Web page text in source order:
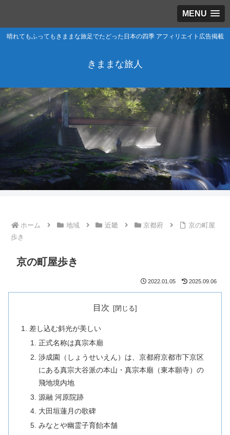
MENU
晴れてもふってもきままな旅足でたどった日本の四季 アフィリエイト広告掲載
きままな旅人
ホーム 地域 近畿 京都府
京の町屋
歩き
京の町屋歩き
2022.01.05 2025.09.06
目次
差し込む斜光が美しい
正式名称は真宗本廟
渉成園（しょうせいえん）は、京都府京都市下京区
にある真宗大谷派の本山・真宗本廟（東本願寺）の
飛地境内地
源融 河原院跡
大田垣蓮月の歌碑
みなとや幽霊子育飴本舗